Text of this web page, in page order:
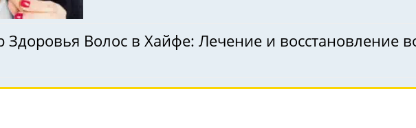
Здоровья Волос в Хайфе: Лечение и восстановление